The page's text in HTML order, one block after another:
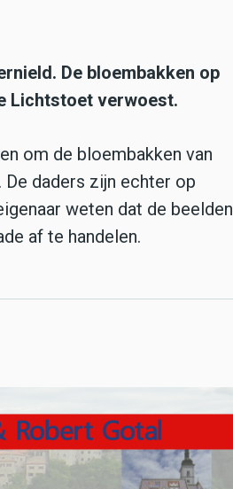
De bloembakken op
Lichtstoet verwoest.
om de bloembakken van
daders zijn echter op
weten dat de beelden
af te handelen.